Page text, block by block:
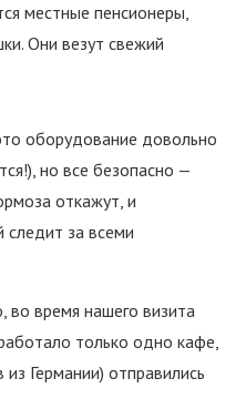
местные пенсионеры,
Они везут свежий
оборудование довольно
но все безопасно —
откажут, и
следит за всеми
во время нашего визита
только одно кафе,
Германии) отправились